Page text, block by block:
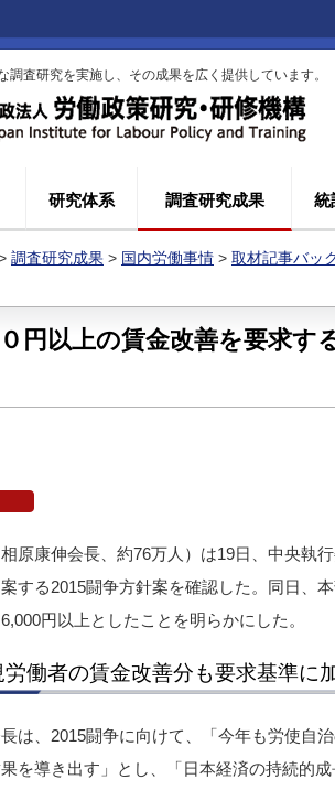
調査研究を実施し、その成果を広く提供しています。
研究体系 調査研究成果 統
調査研究成果 > 国内労働事情 > 取材記事バッ
円以上の賃金改善を要求す
原康伸会長、約76万人）は19日、中央執
する2015闘争方針案を確認した。同日、
円以上としたことを明らかにした。
働者の賃金改善分も要求基準に
は、2015闘争に向けて、「今年も労使自
を導き出す」とし、「日本経済の持続的